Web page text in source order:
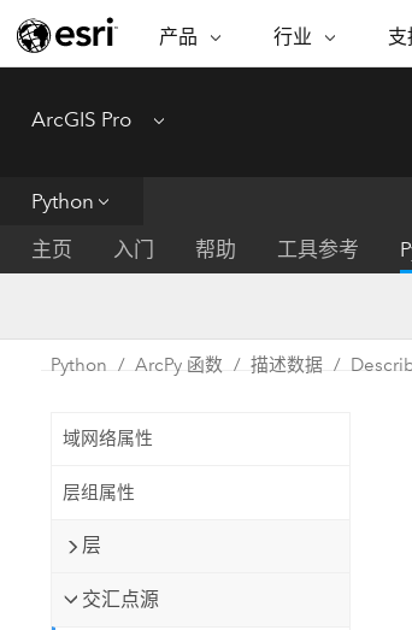
产品
ARCGIS
完整的 SaaS 制图平台
ArcGIS Enterprise
行业
行业
保护
能源公用事业
支
支
ArcGIS Pro Menu
Python
主页
入门 帮助 工具参考
Python ArcPy 函数 描述数据
域网络属性
层组属性
层
交汇点源